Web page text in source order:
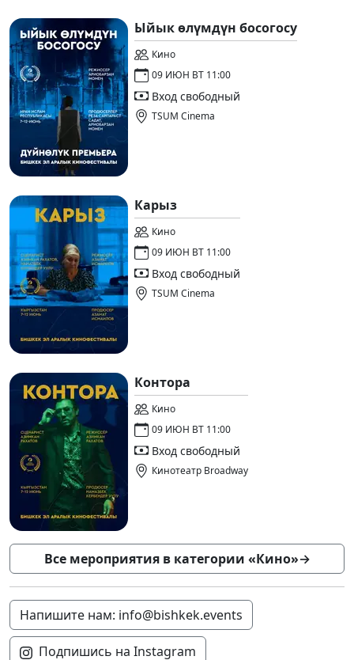
Ыйык өлүмдүн босогосу
Кино
09 ИЮН ВТ 11:00
Вход свободный
TSUM Cinema
Карыз
Кино
09 ИЮН ВТ 11:00
Вход свободный
TSUM Cinema
Контора
Кино
09 ИЮН ВТ 11:00
Вход свободный
Кинотеатр Broadway
Все мероприятия в категории «Кино»→
Напишите нам: info@bishkek.events
Подпишись на Instagram